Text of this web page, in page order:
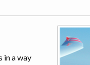
in a way